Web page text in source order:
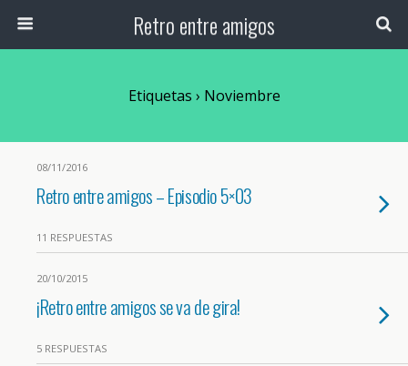
Retro entre amigos
Etiquetas › Noviembre
08/11/2016
Retro entre amigos – Episodio 5×03
11 RESPUESTAS
20/10/2015
¡Retro entre amigos se va de gira!
5 RESPUESTAS